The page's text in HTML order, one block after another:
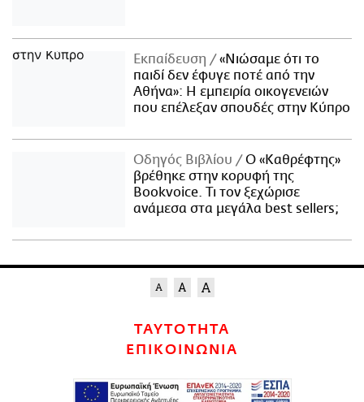
Εκπαίδευση
«Νιώσαμε ότι το
παιδί δεν έφυγε ποτέ από την
Αθήνα»: Η εμπειρία οικογενειών
που επέλεξαν σπουδές στην Κύπρο
Οδηγός Βιβλίου
Ο «Καθρέφτης»
βρέθηκε στην κορυφή της
Bookvoice. Τι τον ξεχώρισε
ανάμεσα στα μεγάλα best sellers;
ΤΑΥΤΟΤΗΤΑ
ΕΠΙΚΟΙΝΩΝΙΑ